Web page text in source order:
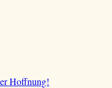
Hoffnung!